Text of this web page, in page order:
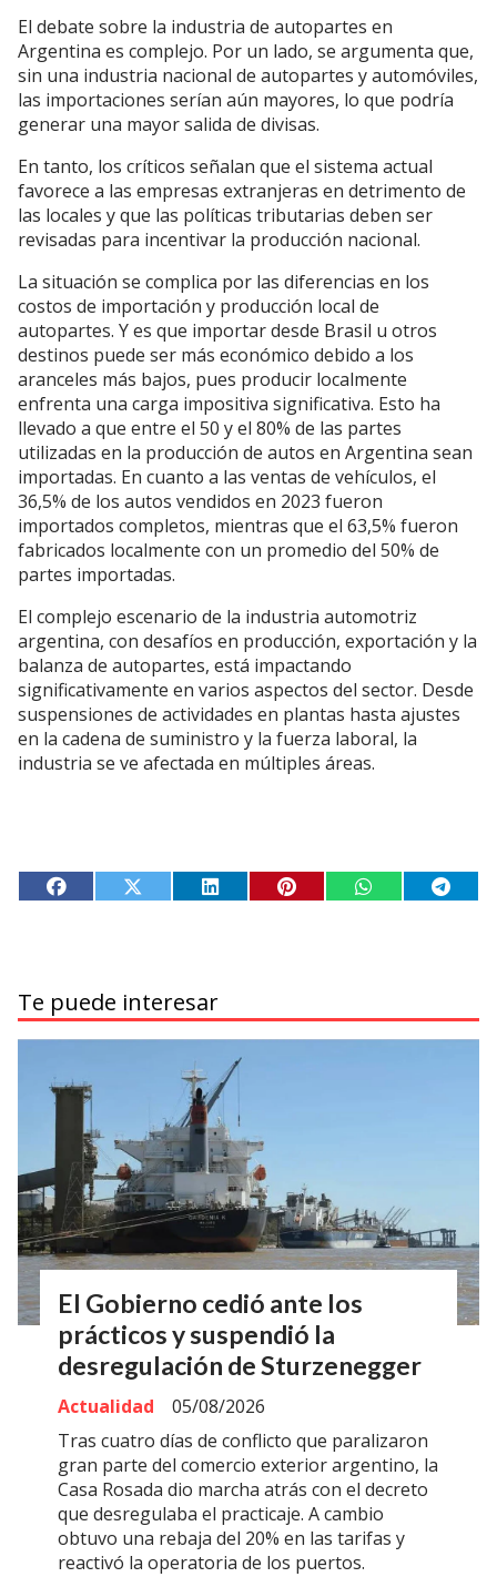
El debate sobre la industria de autopartes en
Argentina es complejo. Por un lado, se argumenta que,
sin una industria nacional de autopartes y automóviles,
las importaciones serían aún mayores, lo que podría
generar una mayor salida de divisas.
En tanto, los críticos señalan que el sistema actual
favorece a las empresas extranjeras en detrimento de
las locales y que las políticas tributarias deben ser
revisadas para incentivar la producción nacional.
La situación se complica por las diferencias en los
costos de importación y producción local de
autopartes. Y es que importar desde Brasil u otros
destinos puede ser más económico debido a los
aranceles más bajos, pues producir localmente
enfrenta una carga impositiva significativa. Esto ha
llevado a que entre el 50 y el 80% de las partes
utilizadas en la producción de autos en Argentina sean
importadas. En cuanto a las ventas de vehículos, el
36,5% de los autos vendidos en 2023 fueron
importados completos, mientras que el 63,5% fueron
fabricados localmente con un promedio del 50% de
partes importadas.
El complejo escenario de la industria automotriz
argentina, con desafíos en producción, exportación y la
balanza de autopartes, está impactando
significativamente en varios aspectos del sector. Desde
suspensiones de actividades en plantas hasta ajustes
en la cadena de suministro y la fuerza laboral, la
industria se ve afectada en múltiples áreas.
Te puede interesar
El Gobierno cedió ante los
prácticos y suspendió la
desregulación de Sturzenegger
Actualidad
05/08/2026
Tras cuatro días de conflicto que paralizaron
gran parte del comercio exterior argentino, la
Casa Rosada dio marcha atrás con el decreto
que desregulaba el practicaje. A cambio
obtuvo una rebaja del 20% en las tarifas y
reactivó la operatoria de los puertos.